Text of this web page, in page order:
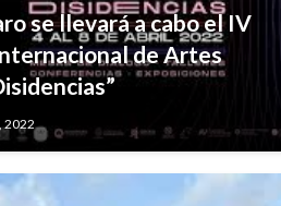
se llevará a cabo el IV
de Artes
2022